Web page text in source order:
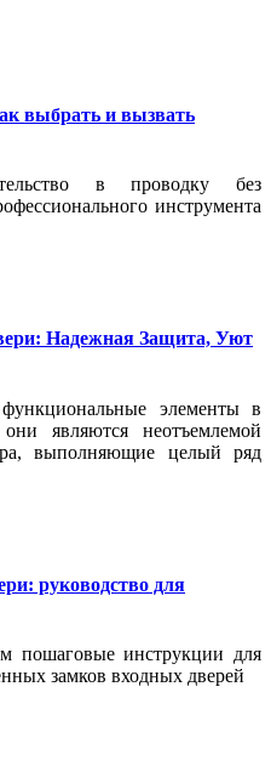
выбрать и вызвать
в проводку без
инструмента
Надежная Защита, Уют
элементы в
являются неотъемлемой
выполняющие целый ряд
руководство для
пошаговые инструкции для
замков входных дверей